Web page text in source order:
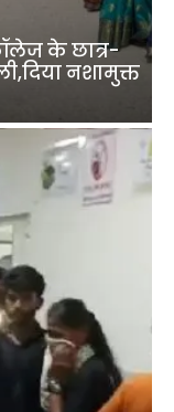
के छात्र-
नशामुक्त